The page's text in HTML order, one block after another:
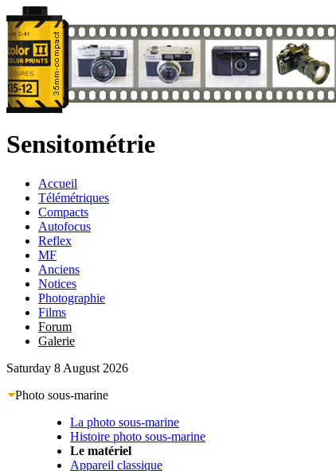
Sensitométrie
Accueil
Télémétriques
Compacts
Autofocus
Reflex
MF
Anciens
Notices
Photographie
Films
Forum
Galerie
Saturday 8 August 2026
Photo sous-marine
La photo sous-marine
Histoire photo sous-marine
Le matériel
Appareil classique